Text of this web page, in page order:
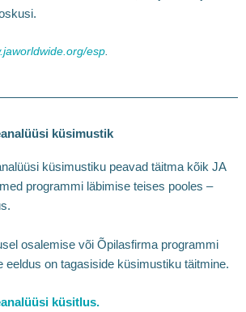
esp.
küsimustik
küsimustiku peavad täitma kõik JA
programmi läbimise teises pooles –
osalemise või Õpilasfirma programmi
eeldus on tagasiside küsimustiku täitmine.
küsitlus.